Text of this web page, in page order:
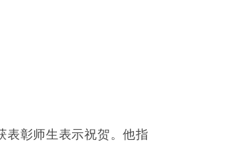
表彰师生表示祝贺。他指